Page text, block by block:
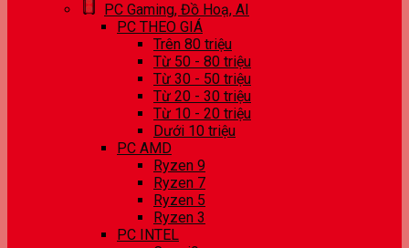
PC Gaming, Đồ Hoạ, AI
PC THEO GIÁ
Trên 80 triệu
Từ 50 - 80 triệu
Từ 30 - 50 triệu
Từ 20 - 30 triệu
Từ 10 - 20 triệu
Dưới 10 triệu
PC AMD
Ryzen 9
Ryzen 7
Ryzen 5
Ryzen 3
PC INTEL